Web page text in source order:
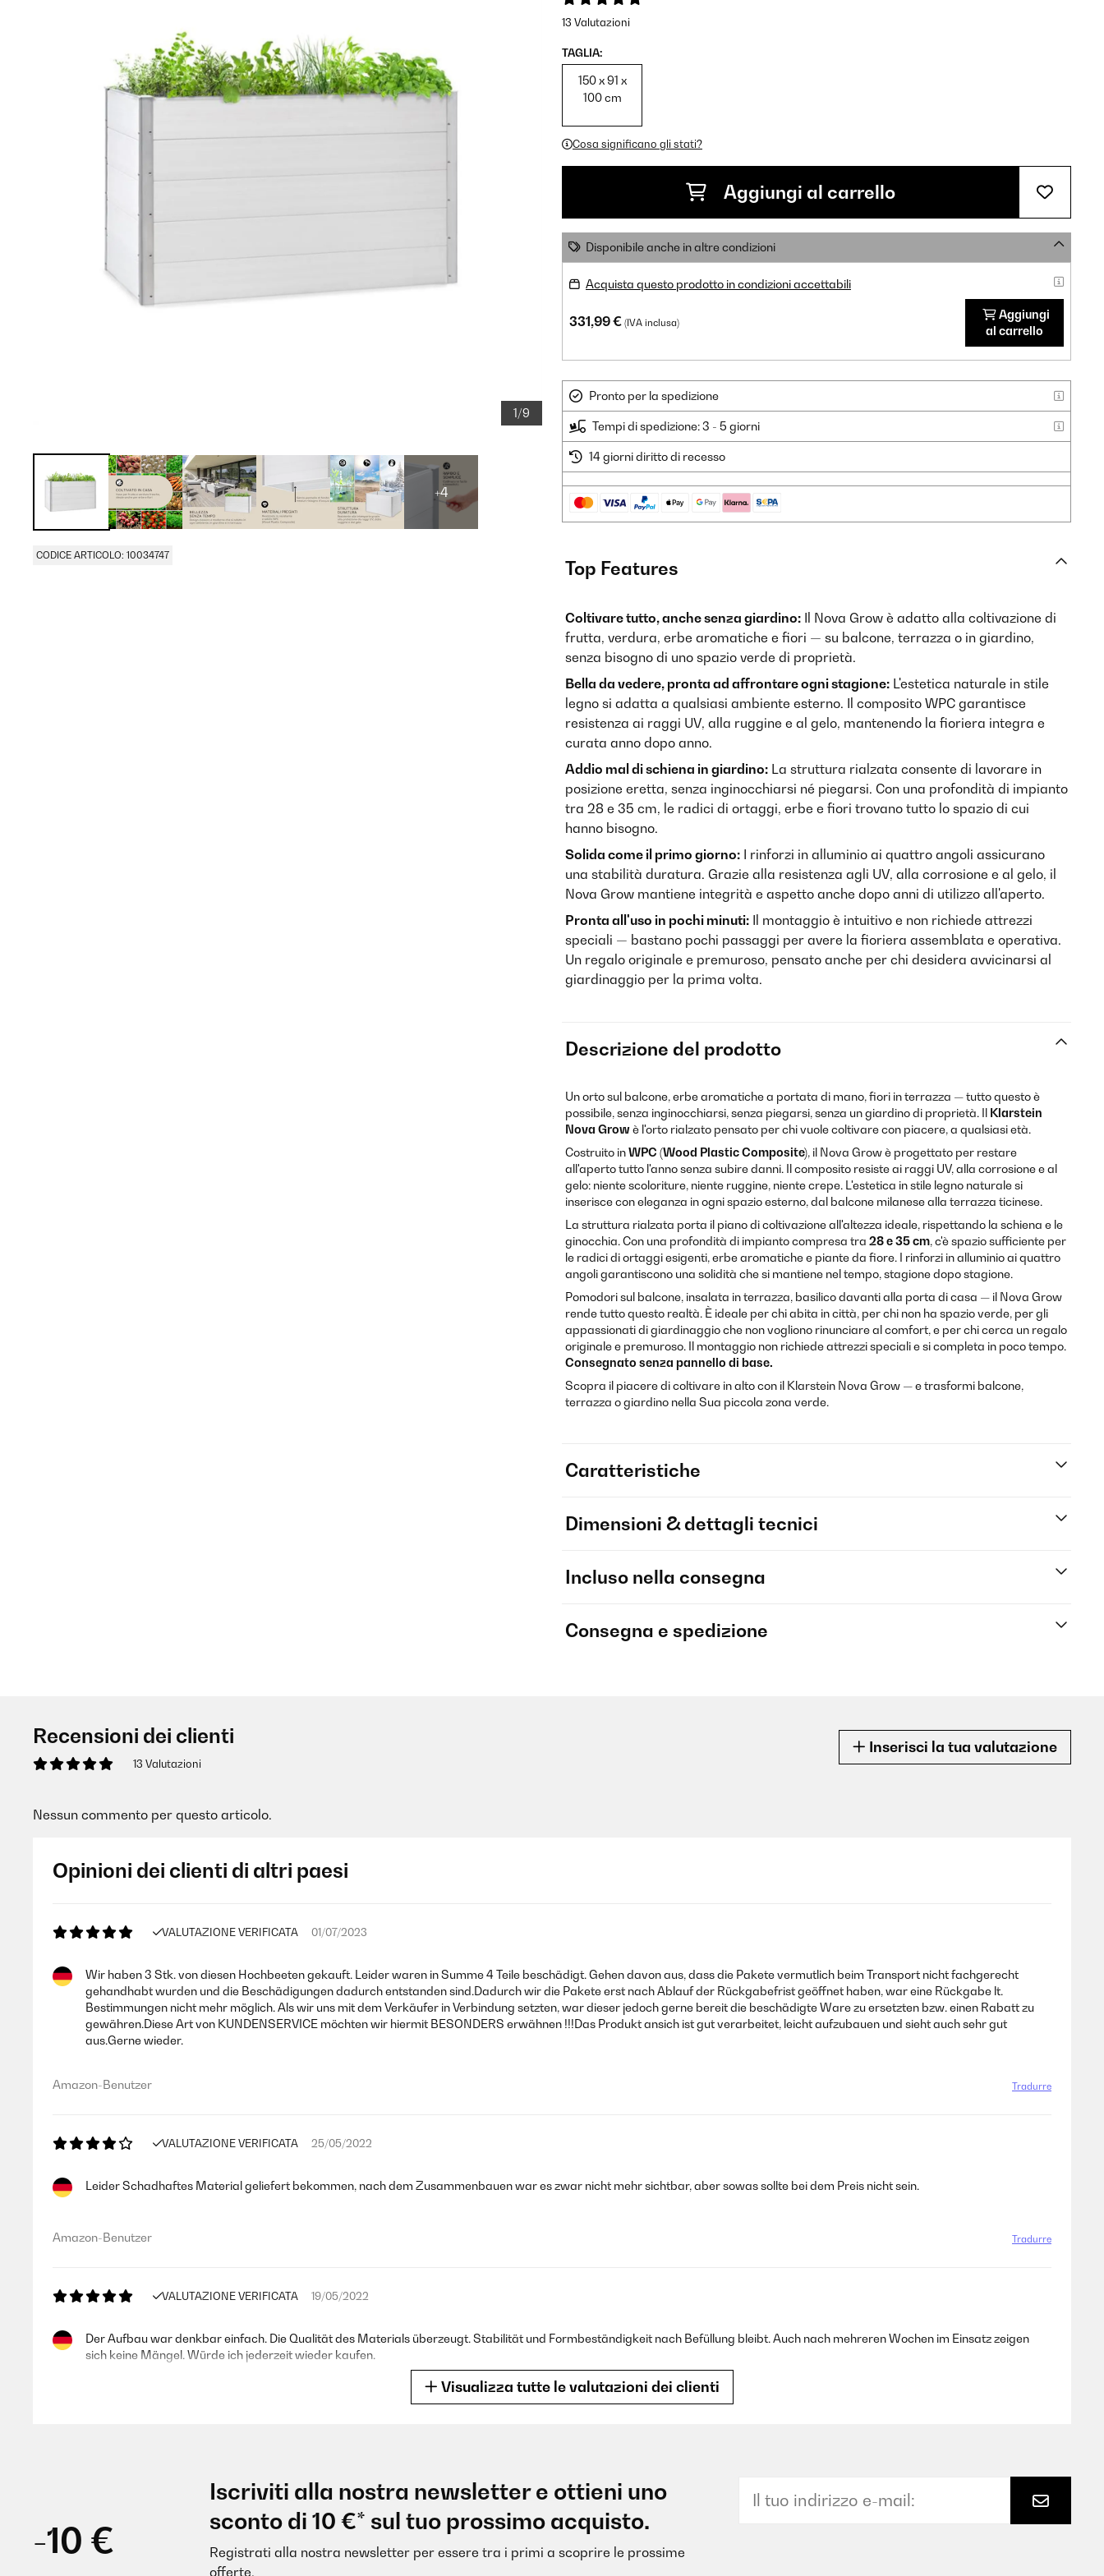
1/9
+4
CODICE ARTICOLO: 10034747
13 Valutazioni
TAGLIA:
150 x 91 x
100 cm
Cosa significano gli stati?
Aggiungi al carrello
Disponibile anche in altre condizioni
Acquista questo prodotto in condizioni accettabili
331,99 € (IVA inclusa)
Aggiungi
al carrello
Pronto per la spedizione
Tempi di spedizione: 3 - 5 giorni
14 giorni diritto di recesso
Top Features
Coltivare tutto, anche senza giardino: Il Nova Grow è adatto alla coltivazione di
frutta, verdura, erbe aromatiche e fiori — su balcone, terrazza o in giardino,
senza bisogno di uno spazio verde di proprietà.
Bella da vedere, pronta ad affrontare ogni stagione: L'estetica naturale in stile
legno si adatta a qualsiasi ambiente esterno. Il composito WPC garantisce
resistenza ai raggi UV, alla ruggine e al gelo, mantenendo la fioriera integra e
curata anno dopo anno.
Addio mal di schiena in giardino: La struttura rialzata consente di lavorare in
posizione eretta, senza inginocchiarsi né piegarsi. Con una profondità di impianto
tra 28 e 35 cm, le radici di ortaggi, erbe e fiori trovano tutto lo spazio di cui
hanno bisogno.
Solida come il primo giorno: I rinforzi in alluminio ai quattro angoli assicurano
una stabilità duratura. Grazie alla resistenza agli UV, alla corrosione e al gelo, il
Nova Grow mantiene integrità e aspetto anche dopo anni di utilizzo all'aperto.
Pronta all'uso in pochi minuti: Il montaggio è intuitivo e non richiede attrezzi
speciali — bastano pochi passaggi per avere la fioriera assemblata e operativa.
Un regalo originale e premuroso, pensato anche per chi desidera avvicinarsi al
giardinaggio per la prima volta.
Descrizione del prodotto
Un orto sul balcone, erbe aromatiche a portata di mano, fiori in terrazza — tutto questo è
possibile, senza inginocchiarsi, senza piegarsi, senza un giardino di proprietà. Il Klarstein
Nova Growè l'orto rialzato pensato per chi vuole coltivare con piacere, a qualsiasi età.
Costruito inWPC (Wood Plastic Composite), il Nova Grow è progettato per restare
all'aperto tutto l'anno senza subire danni. Il composito resiste ai raggi UV, alla corrosione e al
gelo: niente scoloriture, niente ruggine, niente crepe. L'estetica in stile legno naturale si
inserisce con eleganza in ogni spazio esterno, dal balcone milanese alla terrazza ticinese.
La struttura rialzata porta il piano di coltivazione all'altezza ideale, rispettando la schiena e le
ginocchia. Con una profondità di impianto compresa tra 28 e 35 cm, c'è spazio sufficiente per
le radici di ortaggi esigenti, erbe aromatiche e piante da fiore. I rinforzi in alluminio ai quattro
angoli garantiscono una solidità che si mantiene nel tempo, stagione dopo stagione.
Pomodori sul balcone, insalata in terrazza, basilico davanti alla porta di casa — il Nova Grow
rende tutto questo realtà. È ideale per chi abita in città, per chi non ha spazio verde, per gli
appassionati di giardinaggio che non vogliono rinunciare al comfort, e per chi cerca un regalo
originale e premuroso. Il montaggio non richiede attrezzi speciali e si completa in poco tempo.
Consegnato senza pannello di base.
Scopra il piacere di coltivare in alto con il Klarstein Nova Grow — e trasformi balcone,
terrazza o giardino nella Sua piccola zona verde.
Caratteristiche
Dimensioni & dettagli tecnici
Incluso nella consegna
Consegna e spedizione
Recensioni dei clienti
13 Valutazioni
Inserisci la tua valutazione
Nessun commento per questo articolo.
Opinioni dei clienti di altri paesi
VALUTAZIONE VERIFICATA 01/07/2023
Wir haben 3 Stk. von diesen Hochbeeten gekauft. Leider waren in Summe 4 Teile beschädigt. Gehen davon aus, dass die Pakete vermutlich beim Transport nicht fachgerecht
gehandhabt wurden und die Beschädigungen dadurch entstanden sind.Dadurch wir die Pakete erst nach Ablauf der Rückgabefrist geöffnet haben, war eine Rückgabe lt.
Bestimmungen nicht mehr möglich. Als wir uns mit dem Verkäufer in Verbindung setzten, war dieser jedoch gerne bereit die beschädigte Ware zu ersetzten bzw. einen Rabatt zu
gewähren.Diese Art von KUNDENSERVICE möchten wir hiermit BESONDERS erwähnen !!!Das Produkt ansich ist gut verarbeitet, leicht aufzubauen und sieht auch sehr gut
aus.Gerne wieder.
Amazon-Benutzer Tradurre
VALUTAZIONE VERIFICATA 25/05/2022
Leider Schadhaftes Material geliefert bekommen, nach dem Zusammenbauen war es zwar nicht mehr sichtbar, aber sowas sollte bei dem Preis nicht sein.
Amazon-Benutzer Tradurre
VALUTAZIONE VERIFICATA 19/05/2022
Der Aufbau war denkbar einfach. Die Qualität des Materials überzeugt. Stabilität und Formbeständigkeit nach Befüllung bleibt. Auch nach mehreren Wochen im Einsatz zeigen
sich keine Mängel. Würde ich jederzeit wieder kaufen.
Lieferung von 4 Stück gut, 1 ALU Profil war etwas verbogen, haben wir dann mit einer Zange selbst gerichtet, kein Problem. Wir haben schon 6 Hochbeete aus Holz gebaut, die
dann nach 5 Jahren durchgerottet waren. Im letzten Jahr haben wir preiswert 2 aus dieser Holzkunststoffmischung gekauft, die aber zur Maße von 90 cm hatten, aber preiswert
waren. Gibt es aber nicht mehr am Markt. Und die Dingen wurden etwas bauchig. Die hier gekauften weiteren 4 Hochbeete haben bei vier Brettern pro Wand zwei mit einer
Verstärkung. Das macht Sinn. Wie das dann dann aussieht und ob das eine Bauchigkeit verhindert, sehen wir in ein paar Monaten. Die Beete lassen sich jedenfalls gut allein
aufbauen und auch zu zweit gut transportieren. Besser man baut die gleich an Ort und Stelle auf, einen waagerechten Untergrund vorausgesetzt. Die Farbe weiß hat uns etwas
Visualizza tutte le valutazioni dei clienti
-10 €
Iscriviti alla nostra newsletter e ottieni uno
sconto di 10 €* sul tuo prossimo acquisto.
Registrati alla nostra newsletter per essere tra i primi a scoprire le prossime
offerte.